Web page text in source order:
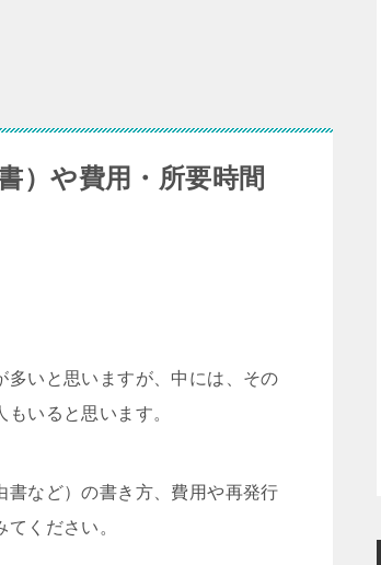
）や費用・所要時間
いと思いますが、中には、その
いると思います。
書など）の書き方、費用や再発行
ください。